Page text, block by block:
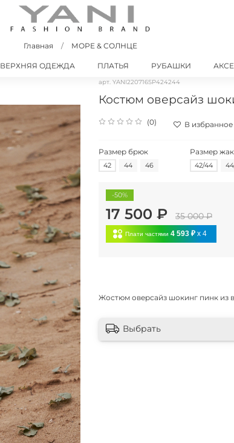
Главная МОРЕ & СОЛНЦЕ
ВЕРХНЯЯ ОДЕЖДА ПЛАТЬЯ РУБАШКИ
арт. YANI220716SP424244
Костюм оверсайз
(0) В избранное
Размер брюк
42 44 46
Размер
42/44
-50%
17 500 ₽ 35 000 ₽
Плати частями 4 593 ₽ x 4
Жостюм оверсайз шокинг пинк из
Выбрать